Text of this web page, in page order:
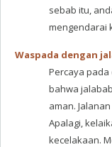
sebab itu,
mengendarai
Waspada dengan
Percaya
bahwa
aman.
Apalagi,
kecelakaan.